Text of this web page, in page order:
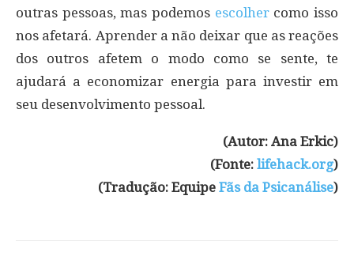
outras pessoas, mas podemos escolhercomo isso
nos afetará. Aprender a não deixar que as reações
dos outros afetem o modo como se sente, te
ajudará a economizar energia para investir em
seu desenvolvimento pessoal.
(Autor: Ana Erkic)
(Fonte: lifehack.org)
(Tradução: Equipe Fãs da Psicanálise)